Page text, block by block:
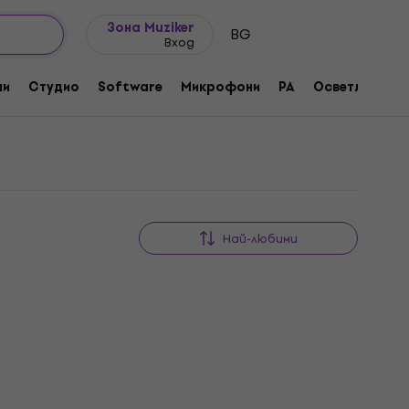
Зона Muziker
Вход BG
Студио Software Микрофони PA Осветление
Най-любими